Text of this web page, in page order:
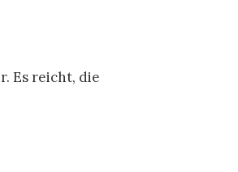
Es reicht, die